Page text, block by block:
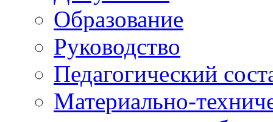
Образование
Руководство
Педагогический
Материально-